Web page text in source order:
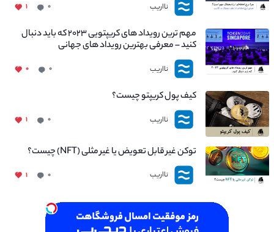
نااریب ۰ ۱
مهم ترین رویداد های کریپتویی ۲۰۲۳ که باید دنبال
کنید – معرفی بهترین رویداد های جهانی
نااریب ۰ ۰
کیف پول کریپتو چیست؟
نااریب ۰ ۱
توکن غیر قابل تعویض یا غیر مثلی (NFT) چیست؟
نااریب ۰ ۱